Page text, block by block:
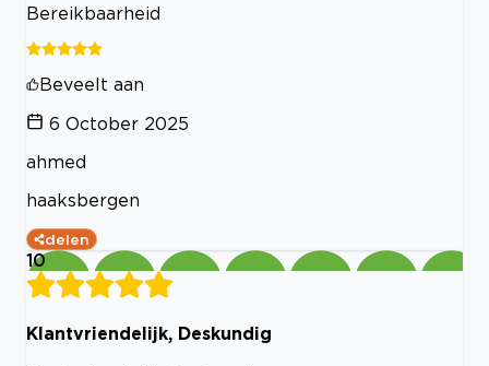
Bereikbaarheid
Beveelt aan
6 October 2025
ahmed
haaksbergen
delen
10
Klantvriendelijk, Deskundig